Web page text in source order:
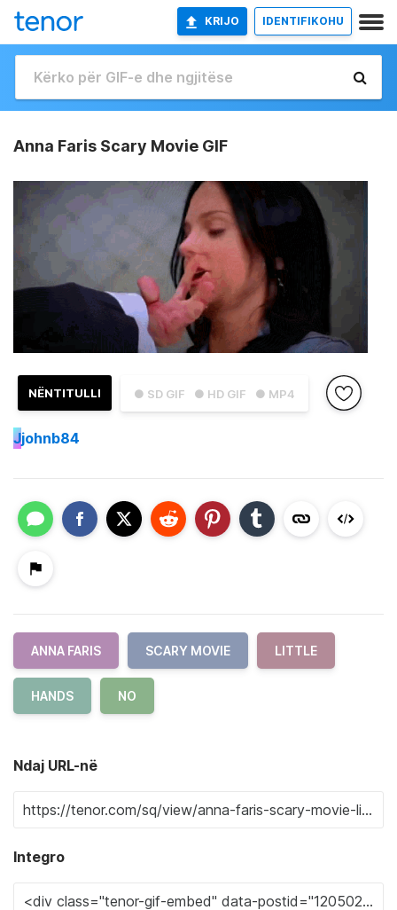
KRIJO IDENTIFIKOHU
Anna Faris Scary Movie GIF
● SD GIF ● HD GIF ● MP4
NËNTITULLI
Jjohnb84
ANNA FARIS SCARY MOVIE LITTLE
HANDS NO
Ndaj URL-në
Integro